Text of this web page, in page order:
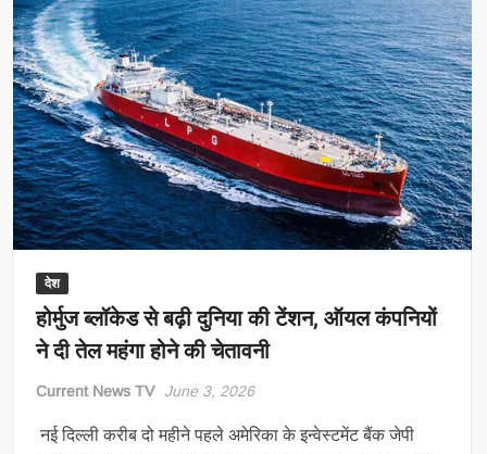
तैयारी!
भारत
का
₹40,000
करोड़
का
मेगा
प्लान,
तेल-
गैस
मजबूत
देश
होर्मुज ब्लॉकेड से बढ़ी दुनिया की टेंशन, ऑयल कंपनियों
ने दी तेल महंगा होने की चेतावनी
Current News TV June 3, 2026
नई दिल्ली करीब दो महीने पहले अमेरिका के इन्वेस्टमेंट बैंक जेपी